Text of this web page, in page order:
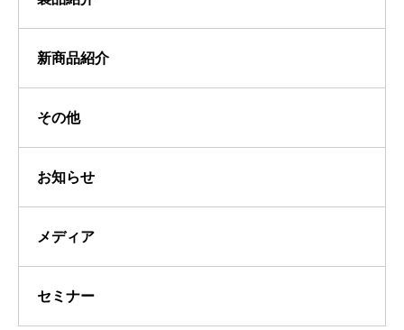
新商品紹介
その他
お知らせ
メディア
セミナー